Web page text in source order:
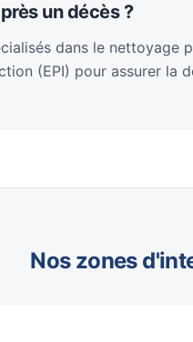
un décès ?
dans le
(EPI) pour assurer la
Nos zones